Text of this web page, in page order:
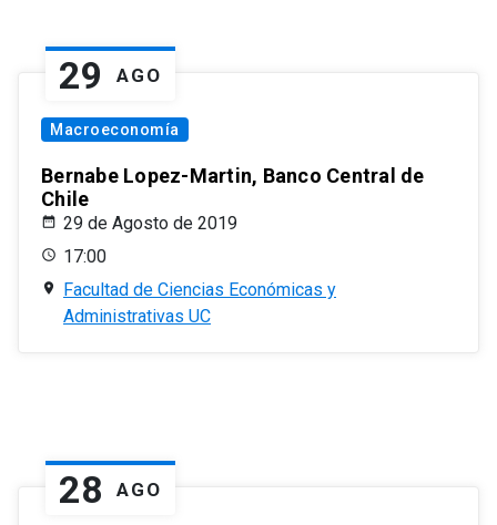
29 AGO
Macroeconomía
Bernabe Lopez-Martin, Banco Central de
Chile
29 de Agosto de 2019
17:00
Facultad de Ciencias Económicas y
Administrativas UC
28 AGO